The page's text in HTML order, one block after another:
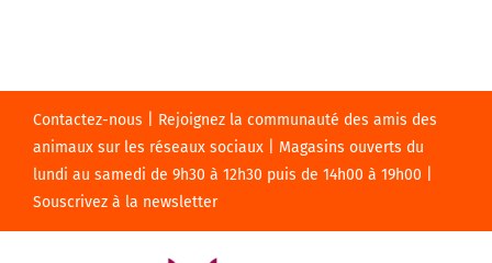
Contactez-nous | Rejoignez la communauté des amis des
animaux sur les réseaux sociaux | Magasins ouverts du
lundi au samedi de 9h30 à 12h30 puis de 14h00 à 19h00 |
Souscrivez à la newsletter